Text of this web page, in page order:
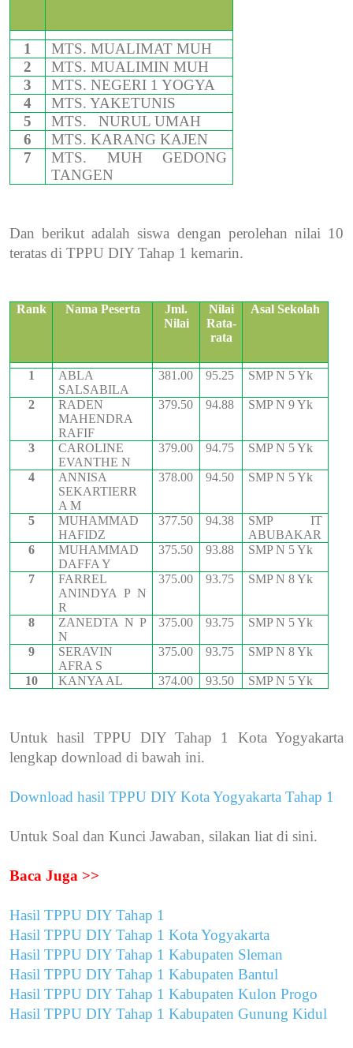
1
MTS. MUALIMAT MUH
2
MTS. MUALIMIN MUH
3
MTS. NEGERI 1 YOGYA
4
MTS. YAKETUNIS
5
MTS.
NURUL UMAH
6
MTS. KARANG KAJEN
7
MTS. MUH GEDONG
TANGEN
Dan berikut adalah siswa dengan perolehan nilai 10
teratas di TPPU DIY Tahap 1 kemarin.
Rank Nama Peserta
Jml.
Nilai
Nilai
Rata-
rata
Asal Sekolah
1
ABLA
SALSABILA
381.00 95.25 SMP N 5 Yk
2
RADEN
MAHENDRA
RAFIF
379.50 94.88 SMP N 9 Yk
3
CAROLINE
EVANTHE N
379.00 94.75 SMP N 5 Yk
4
ANNISA
SEKARTIERR
A M
378.00 94.50 SMP N 5 Yk
5
MUHAMMAD
HAFIDZ
377.50 94.38
SMP IT
ABUBAKAR
6
MUHAMMAD
DAFFA Y
375.50 93.88 SMP N 5 Yk
7
FARREL
ANINDYA P N
R
375.00 93.75 SMP N 8 Yk
8
ZANEDTA N P
N
375.00 93.75 SMP N 5 Yk
9
SERAVIN
AFRA S
375.00 93.75 SMP N 8 Yk
10 KANYA AL 374.00 93.50 SMP N 5 Yk
Untuk hasil TPPU DIY Tahap 1 Kota Yogyakarta
lengkap download di bawah ini.
Download hasil TPPU DIY Kota Yogyakarta Tahap 1
Untuk Soal dan Kunci Jawaban, silakan liat di sini.
Baca Juga >>
Hasil TPPU DIY Tahap 1
Hasil TPPU DIY Tahap 1 Kota Yogyakarta
Hasil TPPU DIY Tahap 1 Kabupaten Sleman
Hasil TPPU DIY Tahap 1 Kabupaten Bantul
Hasil TPPU DIY Tahap 1 Kabupaten Kulon Progo
Hasil TPPU DIY Tahap 1 Kabupaten Gunung Kidul